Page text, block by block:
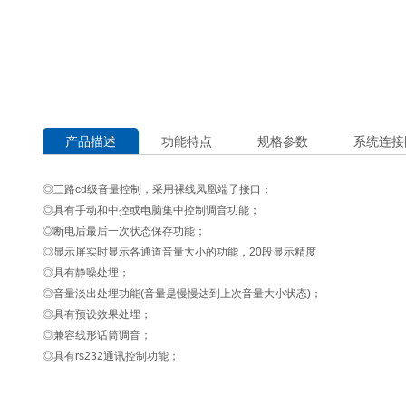
产品描述 功能特点 规格参数 系统连
◎三路cd级音量控制，采用裸线凤凰端子接口；
◎具有手动和中控或电脑集中控制调音功能；
◎断电后最后一次状态保存功能；
◎显示屏实时显示各通道音量大小的功能，20段显示精度
◎具有静噪处埋；
◎音量淡出处埋功能(音量是慢慢达到上次音量大小状态)；
◎具有预设效果处埋；
◎兼容线形话筒调音；
◎具有rs232通讯控制功能；